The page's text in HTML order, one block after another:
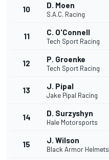
10 D. Moen
S.A.C. Racing
11 C. O'Connell
Tech Sport Racing
12 P. Groenke
Tech Sport Racing
13 J. Pipal
Jake Pipal Racing
14 D. Surzyshyn
Hale Motorsports
15 J. Wilson
Black Armor Helmets